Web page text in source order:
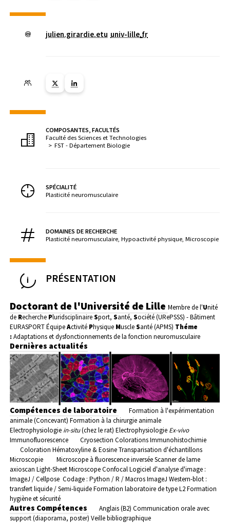
julien.girardie.etu univ-lille.fr
Lien vers la page X ( Nouvelle fenêtre)
Lien vers la page Linkedin ( Nouvelle fenêtre)
COMPOSANTES, FACULTÉS
Faculté des Sciences et Technologies
FST - Département Biologie
SPÉCIALITÉ
Plasticité neuromusculaire
DOMAINES DE RECHERCHE
Plasticité neuromusculaire, Hypoactivité physique, Microscopie
PRÉSENTATION
Doctorant de l'Université de Lille Membre de l'Unité
de Recherche PluridsciplinaireSport, Santé, Société (URePSSS) - Bâtiment
EURASPORTÉquipeActivité Physique MuscleSanté (APMS) Théme
:Adaptations et dysfonctionnements de la fonction neuromusculaire
Dernières actualités
Compétences de laboratoire
Formation à l'expérimentation
animale (Concevant) Formation à la chirurgie animale
Electrophysiologie in-situ(chez le rat) Electrophysiologie Ex-vivo
Immunofluorescence
Cryosection ColorationsImmunohistochimie
Coloration Hématoxyline & EosineTransparisation d'échantillons
Microscopie
Microscope à fluorescence inverséeScanner de lame
axioscan Light-SheetMicroscope ConfocalLogiciel d'analyse d'image :
ImageJ / Cellpose Codage : Python / R / Macros ImageJ Western-blot :
transfert liquide / Semi-liquideFormation laboratoire de type L2Formation
hygiène et sécurité
Autres Compétences Anglais (B2) Communication orale avec
support (diaporama, poster) Veille bibliographique